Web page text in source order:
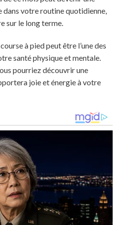
dans votre routine quotidienne,
sur le long terme.
à pied peut être l’une des
santé physique et mentale.
pourriez découvrir une
joie et énergie à votre